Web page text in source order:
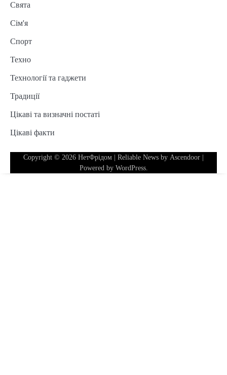
Свята
Сім'я
Спорт
Техно
Технології та гаджети
Традиції
Цікаві та визначні постаті
Цікаві факти
Copyright © 2026 НетФрідом | Reliable News by Ascendoor
Powered by WordPress.